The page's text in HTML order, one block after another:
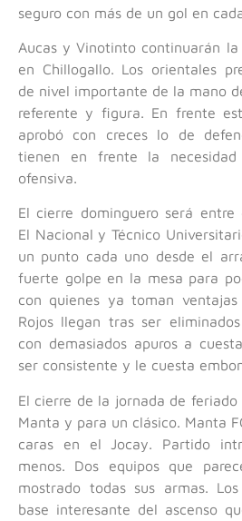
seguro con más de un gol en
Aucas y Vinotinto continuarán
en Chillogallo. Los orientales
de nivel importante de la mano
referente y figura. En frente
aprobó con creces lo de
tienen en frente la
ofensiva.
El cierre dominguero será entre
El Nacional y Técnico
un punto cada uno desde el
fuerte golpe en la mesa para
con quienes ya toman
Rojos llegan tras ser
con demasiados apuros a
ser consistente y le cuesta
El cierre de la jornada de
Manta y para un clásico. Manta
caras en el Jocay. Partido
menos. Dos equipos que
mostrado todas sus armas.
base interesante del ascenso